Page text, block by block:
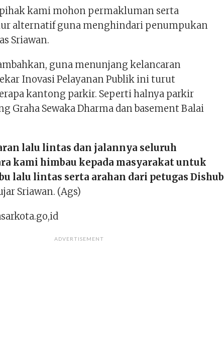
kami mohon permakluman serta
alternatif guna menghindari penumpukan
Sriawan.
guna menunjang kelancaran
Inovasi Pelayanan Publik ini turut
kantong parkir. Seperti halnya parkir
Graha Sewaka Dharma dan basement Balai
lalu lintas dan jalannya seluruh
kami himbau kepada masyarakat untuk
lalu lintas serta arahan dari petugas Dishub
Sriawan. (Ags)
ADVERTISEMENT